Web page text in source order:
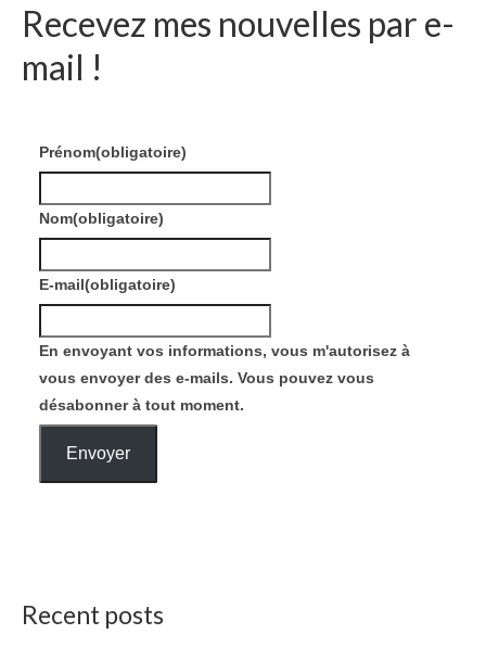
Recevez mes nouvelles par e-
mail !
Prénom(obligatoire)
Nom(obligatoire)
E-mail(obligatoire)
En envoyant vos informations, vous m'autorisez à
vous envoyer des e-mails. Vous pouvez vous
désabonner à tout moment.
Envoyer
Recent posts